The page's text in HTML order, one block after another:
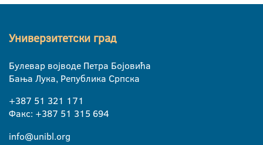
Универзитетски град
Булевар војводе Петра Бојовића
Бања Лука, Република Српска
+387 51 321 171
Факс: +387 51 315 694
info@unibl.org